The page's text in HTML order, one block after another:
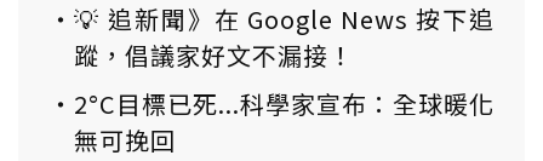
💡 追新聞》在 Google News 按下追
蹤，倡議家好文不漏接！
2°C目標已死...科學家宣布：全球暖化
無可挽回